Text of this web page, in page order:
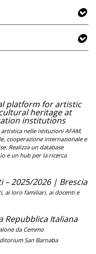
Novecento e
II
a indirizzo
a indirizzo
platform for artistic
heritage at
institutions
nelle istituzioni AFAM,
cooperazione internazionale e
Realizza un database
e un hub per la ricerca
– 2025/2026 | Brescia
ai loro familiari, ai docenti e
Repubblica Italiana
da Cemmo
San Barnaba